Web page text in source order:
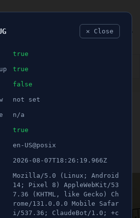
SPORT
ANNONS
restauranger
i konkurs
2025 08:00
✕ Close
true
true
false
not set
n/a
true
en-US@posix
2026-08-07T18:26:19.966Z
Mozilla/5.0 (Linux; Android
14; Pixel 8) AppleWebKit/53
7.36 (KHTML, like Gecko) Ch
rome/131.0.0.0 Mobile Safar
i/537.36; ClaudeBot/1.0; +c